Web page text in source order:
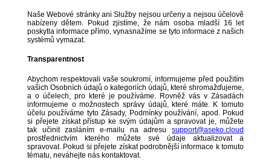
Naše Webové stránky ani Služby nejsou určeny a nejsou účelově
nabízeny dětem. Pokud zjistíme, že nám osoba mladší 16 let
poskytla informace přímo, vynasnažíme se tyto informace z našich
systémů vymazat.
Transparentnost
Abychom respektovali vaše soukromí, informujeme před použitím
vašich Osobních údajů o kategoriích údajů, které shromažďujeme,
a o účelech, pro které je používáme. Rovněž vás v Zásadách
informujeme o možnostech správy údajů, které máte. K tomuto
účelu používáme tyto Zásady, Podmínky používání, apod. Pokud
si přejete získat přístup ke svým údajům a spravovat je, můžete
tak učinit zasláním e-mailu na adresu support@aseko.cloud
prostřednictvím kterého můžete své údaje aktualizovat a
spravovat. Pokud si přejete získat podrobnější informace k tomuto
tématu, neváhejte nás kontaktovat.